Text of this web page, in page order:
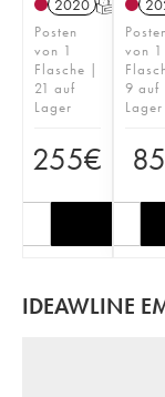
2020 T
Posten
von 1
Flasche |
21 auf
Lager
255€
Posten
von 1
9 auf
Lager
85
IDEAWLINE